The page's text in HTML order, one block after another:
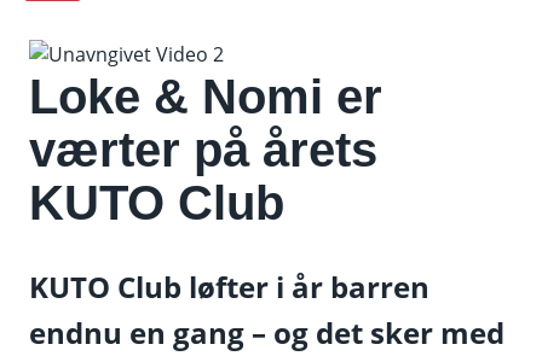
Loke & Nomi er
værter på årets
KUTO Club
KUTO Club løfter i år barren
endnu en gang – og det sker med